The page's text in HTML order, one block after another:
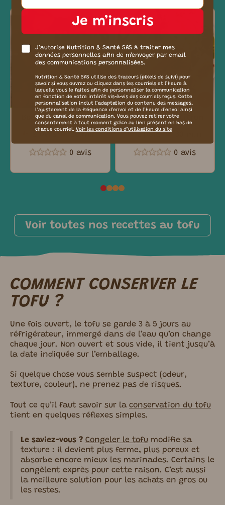
Bouchées apéritives
2 pers
0 avis
Curry vert au citron
0 avis
Voir toutes nos recettes au tofu
COMMENT CONSERVER LE
TOFU ?
Une fois ouvert, le tofu se garde 3 à 5 jours au
réfrigérateur, immergé dans de l’eau qu’on change
chaque jour. Non ouvert et sous vide, il tient jusqu’à
la date indiquée sur l’emballage.
Si quelque chose vous semble suspect (odeur,
texture, couleur), ne prenez pas de risques.
Tout ce qu’il faut savoir sur la conservation du tofu
tient en quelques réflexes simples.
Le saviez-vous ? Congeler le tofu modifie sa
texture : il devient plus ferme, plus poreux et
absorbe encore mieux les marinades. Certains le
congèlent exprès pour cette raison. C’est aussi
la meilleure solution pour les achats en gros ou
les restes.
Je m’inscris
J’autorise Nutrition & Santé SAS à traiter mes
données personnelles afin de m’envoyer par email
des communications personnalisées.
Nutrition & Santé SAS utilise des traceurs (pixels de suivi) pour
savoir si vous ouvrez ou cliquez dans les courriels et l’heure à
laquelle vous le faites afin de personnaliser la communication
en fonction de votre intérêt vis-à-vis des courriels reçus. Cette
personnalisation inclut l’adaptation du contenu des messages,
l’ajustement de la fréquence d’envoi et de l’heure d’envoi ainsi
que du canal de communication. Vous pouvez retirer votre
consentement à tout moment grâce au lien présent en bas de
chaque courriel. Voir les conditions d’utilisation du site